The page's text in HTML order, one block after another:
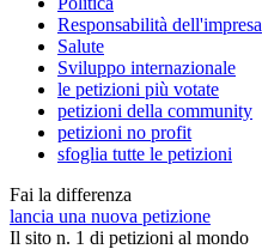
Responsabilità dell'impresa
Salute
Sviluppo internazionale
le petizioni più votate
petizioni della community
petizioni no profit
sfoglia tutte le petizioni
Fai la differenza
lancia una nuova petizione
Il sito n. 1 di petizioni al mondo